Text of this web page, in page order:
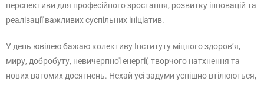
перспективи для професійного зростання, розвитку інновацій та
реалізації важливих суспільних ініціатив.
У день ювілею бажаю колективу Інституту міцного здоров’я,
миру, добробуту, невичерпної енергії, творчого натхнення та
нових вагомих досягнень. Нехай усі задуми успішно втілюються,